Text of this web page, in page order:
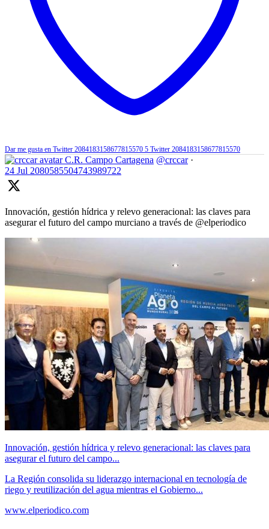
Dar me gusta en Twitter 2084183158677815570 5 Twitter 2084183158677815570
C.R. Campo Cartagena @crccar ·
24 Jul 2080585504743989722
Innovación, gestión hídrica y relevo generacional: las claves para
asegurar el futuro del campo murciano a través de @elperiodico
Innovación, gestión hídrica y relevo generacional: las claves para
asegurar el futuro del campo...
La Región consolida su liderazgo internacional en tecnología de
riego y reutilización del agua mientras el Gobierno...
www.elperiodico.com